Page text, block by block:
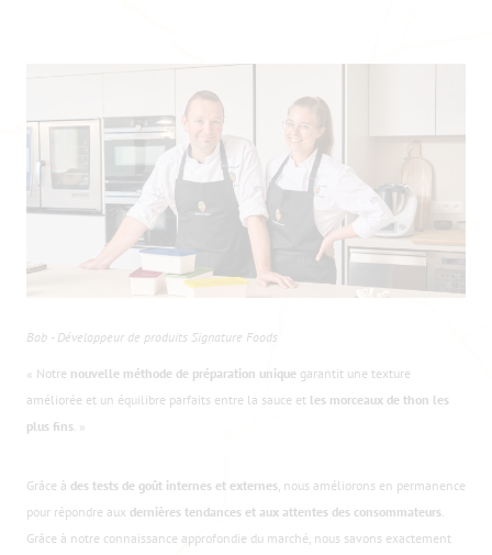
Bob - Développeur de produits Signature Foods
« Notre nouvelle méthode de préparation unique garantit une texture
améliorée et un équilibre parfaits entre la sauce et les morceaux de thon les
plus fins. »
Grâce à des tests de goût internes et externes, nous améliorons en permanence
pour répondre aux dernières tendances et aux attentes des consommateurs.
Grâce à notre connaissance approfondie du marché, nous savons exactement